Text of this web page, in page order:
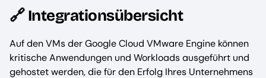
🔗 Integrationsübersicht
Auf den VMs der Google Cloud VMware Engine können
kritische Anwendungen und Workloads ausgeführt und
gehostet werden, die für den Erfolg Ihres Unternehmens